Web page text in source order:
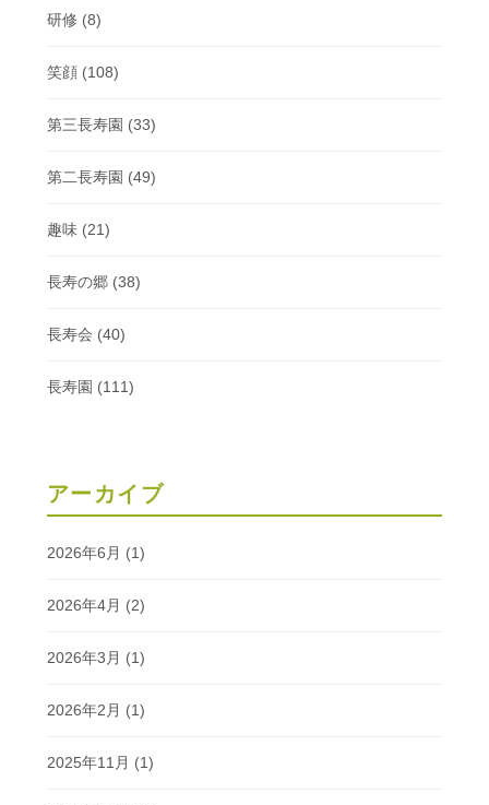
研修 (8)
笑顔(108)
第三長寿園 (33)
第二長寿園 (49)
趣味(21)
長寿の郷(38)
長寿会 (40)
長寿園 (111)
アーカイブ
2026年6月 (1)
2026年4月 (2)
2026年3月 (1)
2026年2月 (1)
2025年11月 (1)